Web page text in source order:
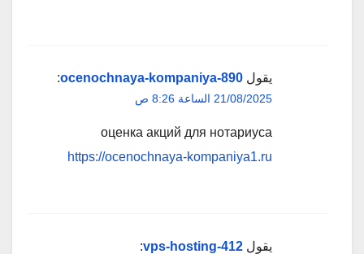
يقول ocenochnaya-kompaniya-890
:
21/08/2025 الساعة 8:26 ص
оценка акций для нотариуса
https://ocenochnaya-kompaniya1.ru
يقول vps-hosting-412
: